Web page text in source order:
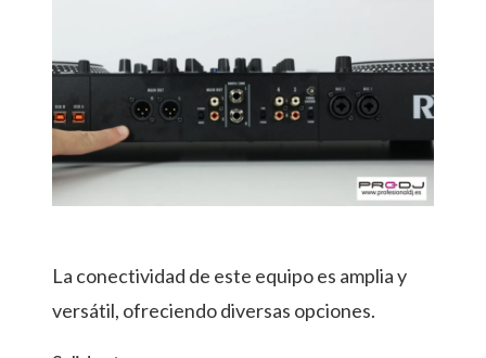
La conectividad de este equipo es amplia y
versátil, ofreciendo diversas opciones.